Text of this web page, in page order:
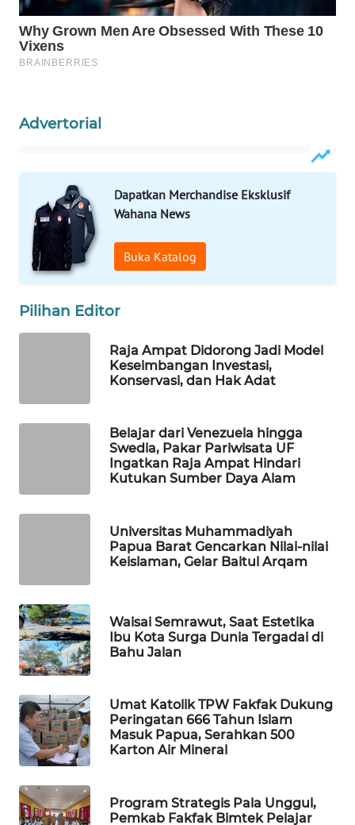
Advertorial
Dapatkan Merchandise Eksklusif
Wahana News
Buka Katalog
Pilihan Editor
Raja Ampat Didorong Jadi Model
Keseimbangan Investasi,
Konservasi, dan Hak Adat
Belajar dari Venezuela hingga
Swedia, Pakar Pariwisata UF
Ingatkan Raja Ampat Hindari
Kutukan Sumber Daya Alam
Universitas Muhammadiyah
Papua Barat Gencarkan Nilai-nilai
Keislaman, Gelar Baitul Arqam
Waisai Semrawut, Saat Estetika
Ibu Kota Surga Dunia Tergadai di
Bahu Jalan
Umat Katolik TPW Fakfak Dukung
Peringatan 666 Tahun Islam
Masuk Papua, Serahkan 500
Karton Air Mineral
Program Strategis Pala Unggul,
Pemkab Fakfak Bimtek Pelajar
WAHANANEWS
CO ID
WAHANA
UMKM
WAHANA
SELEB
WAHANA
DESA
Wahana
Network
LISTRIK
MASYARAKAT
KELISTRIKAN
WALINKI